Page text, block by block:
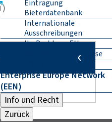
Eintragung
Bieterdatenbank
Internationale
Ausschreibungen
Ihr Draht zur EU
Geschäftspartnerbörse
Enterprise Europe Network
(EEN)
Info und Recht
Zurück
)